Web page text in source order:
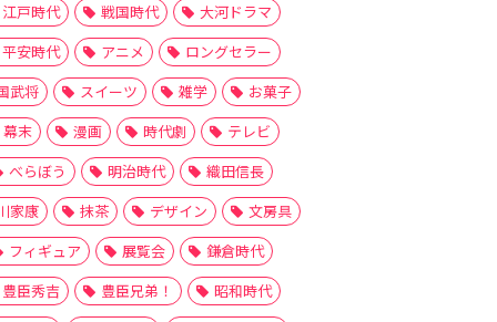
江戸時代 戦国時代
大河ドラマ
平安時代
アニメ
ロングセラー
武将
スイーツ 雑学
お菓子
幕末
漫画 時代劇
テレビ
べらぼう
明治時代
織田信長
家康
抹茶 デザイン
文房具
フィギュア
展覧会
鎌倉時代
豊臣秀吉
豊臣兄弟！
昭和時代